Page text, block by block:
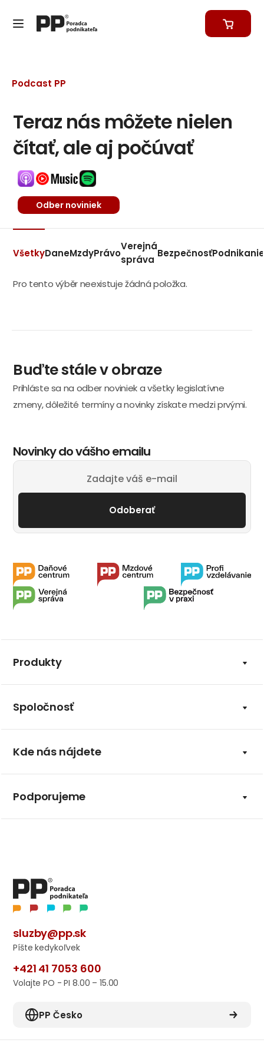
Podcast PP
Teraz nás môžete nielen
čítať, ale aj počúvať
Odber noviniek
VšetkyDaneMzdyPrávo
Verejná
správa
Bezpečnosť
Pro tento výběr neexistuje žádná položka.
Buďte stále v obraze
Prihláste sa na odber noviniek a všetky legislatívne
zmeny, dôležité termíny a novinky získate medzi prvými.
Novinky do vášho emailu
Odoberať
Produkty
Spoločnosť
Kde nás nájdete
Podporujeme
sluzby@pp.sk
Píšte kedykoľvek
+421 41 7053 600
Volajte PO - PI 8.00 – 15.00
PP Česko